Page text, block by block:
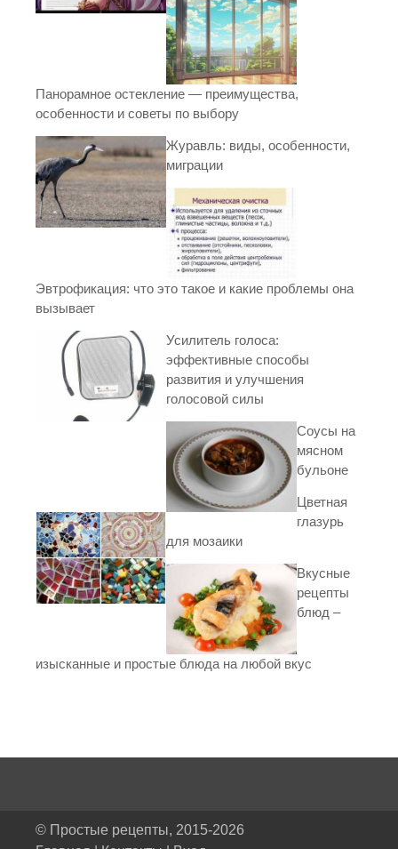
Панорамное остекление — преимущества,
особенности и советы по выбору
Журавль: виды, особенности,
миграции
Эвтрофикация: что это такое и какие проблемы она
вызывает
Усилитель голоса:
эффективные способы
развития и улучшения
голосовой силы
Соусы на
мясном
бульоне
Цветная
глазурь
для мозаики
Вкусные
рецепты
блюд –
изысканные и простые блюда на любой вкус
© Простые рецепты, 2015-2026